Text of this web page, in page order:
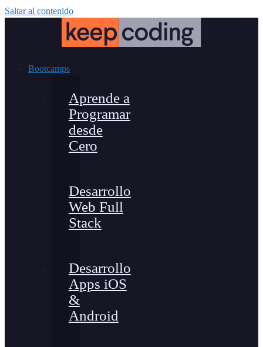
Saltar al contenido
Bootcamps
Aprende a
Programar
desde
Cero
Desarrollo
Web Full
Stack
Desarrollo
Apps iOS
&
Android